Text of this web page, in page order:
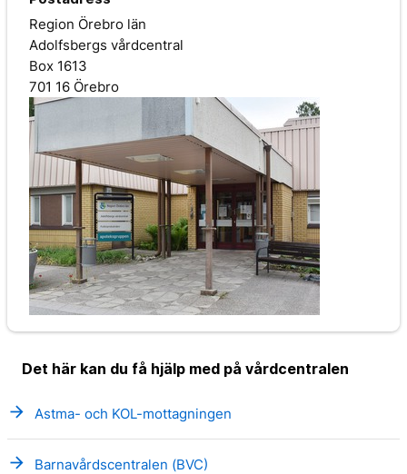
Region Örebro län
Adolfsbergs vårdcentral
Box 1613
701 16 Örebro
Det här kan du få hjälp med på vårdcentralen
arrow_forward Astma- och KOL-mottagningen
arrow_forward Barnavårdscentralen (BVC)